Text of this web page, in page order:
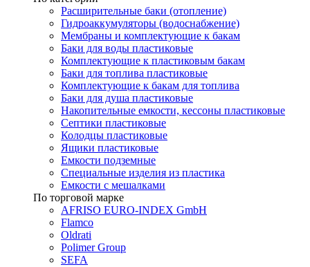
Расширительные баки (отопление)
Гидроаккумуляторы (водоснабжение)
Мембраны и комплектующие к бакам
Баки для воды пластиковые
Комплектующие к пластиковым бакам
Баки для топлива пластиковые
Комплектующие к бакам для топлива
Баки для душа пластиковые
Накопительные емкости, кессоны пластиковые
Септики пластиковые
Колодцы пластиковые
Ящики пластиковые
Емкости подземные
Специальные изделия из пластика
Емкости с мешалками
По торговой марке
AFRISO EURO-INDEX GmbH
Flamco
Oldrati
Polimer Group
SEFA